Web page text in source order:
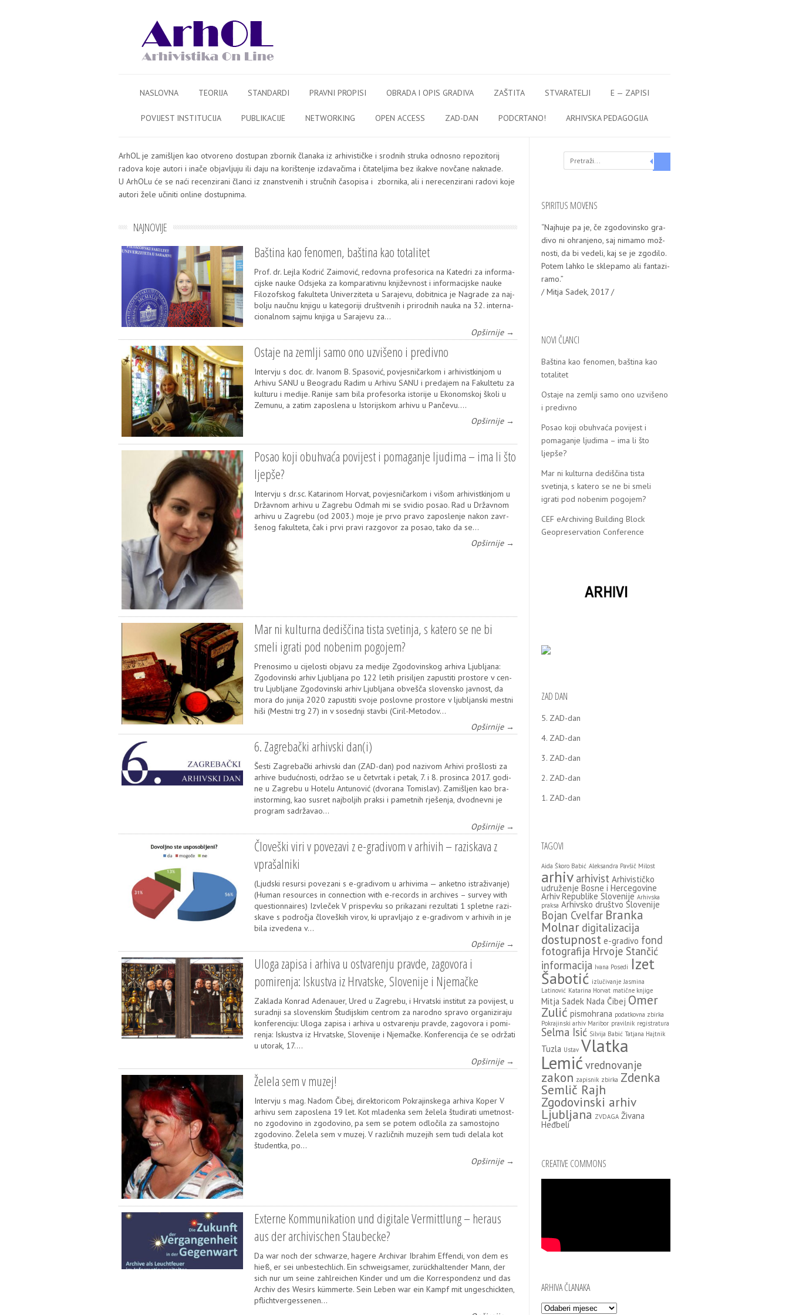
meniNASLOVNA
TEORIJA STANDARDI PRAVNI PROPISI OBRADA I OPIS GRADIVA ZAŠTITA STVARATELJI E — ZAPISI
POVIJEST INSTITUCIJA PUBLIKACIJE NETWORKING OPEN ACCESS ZAD-DAN PODCRTANO! ARHIVSKA PEDAGOGIJA
ArhOL je zamišljen kao otvoreno dostupan zbornik članaka iz arhivističke i srodnih struka odnosno repozitorij
radova koje autori i inače objavljuju ili daju na korištenje izdavačima i čitateljima bez ikakve novčane naknade.
U ArhOLu će se naći recenzirani članci iz znanstvenih i stručnih časopisa i zbornika, ali i nerecenzirani radovi koje
autori žele učiniti online dostupnima.
NAJNOVIJE
Baština kao fenomen, baština kao totalitet
Prof. dr. Lej­la Kodrić Zaimo­vić, redov­na pro­fe­so­ri­ca na Kate­dri za infor­ma­
cij­ske nauke Odsje­ka za kom­pa­ra­tiv­nu knji­žev­nost i infor­ma­cij­ske nauke
Filo­zof­skog fakul­te­ta Uni­ver­zi­te­ta u Sara­je­vu, dobit­ni­ca je Nagra­de za naj­
bo­lju nauč­nu knji­gu u kate­go­ri­ji druš­tve­nih i pri­rod­nih nauka na 32. inter­na­
ci­onal­nom saj­mu knji­ga u Sara­je­vu za…
Opširnije →
Ostaje na zemlјi samo ono uzvišeno i predivno
Inter­v­ju s doc. dr. Iva­nom B. Spa­so­vić, povjes­ni­čar­kom i arhi­vis­t­ki­njom u
Arhi­vu SANU u Beogra­du Radim u Arhi­vu SANU i pre­da­jem na Fakul­te­tu za
kul­tu­ru i medi­je. Rani­je sam bila pro­fe­sor­ka isto­ri­je u Eko­nom­skoj ško­li u
Zemu­nu, a zatim zapos­le­na u Isto­rij­skom arhi­vu u Pan­če­vu.…
Opširnije →
Posao koji obuhvaća povijest i pomaganje ljudima – ima li što
ljepše?
Inter­v­ju s dr.sc. Kata­ri­nom Hor­vat, povjes­ni­čar­kom i višom arhi­vis­t­ki­njom u
Držav­nom arhi­vu u Zagre­bu Odmah mi se svi­dio posao. Rad u Držav­nom
arhi­vu u Zagre­bu (od 2003.) moje je prvo pra­vo zapos­le­nje nakon zavr­
še­nog fakul­te­ta, čak i prvi pra­vi raz­go­vor za posao, tako da se…
Opširnije →
Mar ni kulturna dediščina tista svetinja, s katero se ne bi
smeli igrati pod nobenim pogojem?
Pre­no­si­mo u cije­los­ti obja­vu za medi­je Zgo­do­vin­skog arhi­va Ljub­lja­na:
Zgo­do­vin­ski arhiv Ljub­lja­na po 122 letih pri­si­ljen zapus­ti­ti pros­to­re v cen­
tru Ljub­lja­ne Zgo­do­vin­ski arhiv Ljub­lja­na obveš­ča slo­ven­sko jav­nost, da
mora do juni­ja 2020 zapus­ti­ti svo­je pos­lov­ne pros­to­re v ljub­ljan­ski mes­t­ni
hiši (Mes­t­ni trg 27) in v sosed­nji stav­bi (Ciril-Meto­dov…
Opširnije →
6. Zagrebački arhivski dan(i)
Šes­ti Zagre­bač­ki arhiv­ski dan (ZAD-dan) pod nazi­vom Arhi­vi proš­los­ti za
arhi­ve buduć­nos­ti, odr­žao se u čet­vr­tak i petak, 7. i 8. pro­sin­ca 2017. godi­
ne u Zagre­bu u Hote­lu Antu­no­vić (dvo­ra­na Tomis­lav). Zamiš­ljen kao bra­
ins­tor­ming, kao susret naj­bo­ljih prak­si i pamet­nih rje­še­nja, dvod­nev­ni je
pro­gram sadr­ža­vao…
Opširnije →
Človeški viri v povezavi z e-gradivom v arhivih – raziskava z
vprašalniki
(Ljud­ski resur­si pove­za­ni s e-gra­di­vom u arhi­vi­ma — anket­no istra­ži­va­nje)
(Human reso­ur­ces in con­nec­ti­on with e-recor­ds in arc­hi­ves – sur­vey with
ques­ti­on­na­ires) Izvle­ček V pris­pev­ku so pri­ka­za­ni rezul­ta­ti 1 splet­ne razi­
ska­ve s podro­čja člo­ve­ških virov, ki uprav­lja­jo z e-gra­di­vom v arhi­vih in je
bila izve­de­na v…
Opširnije →
Uloga zapisa i arhiva u ostvarenju pravde, zagovora i
pomirenja: Iskustva iz Hrvatske, Slovenije i Njemačke
Zak­la­da Kon­rad Ade­na­uer, Ured u Zagre­bu, i Hrvat­ski ins­ti­tut za povi­jest, u
surad­nji sa slo­ven­skim Štu­dij­skim cen­trom za narod­no spra­vo orga­ni­zi­ra­ju
kon­fe­ren­ci­ju: Ulo­ga zapi­sa i arhi­va u ostva­re­nju prav­de, zago­vo­ra i pomi­
re­nja: Iskus­tva iz Hrvat­ske, Slo­ve­ni­je i Nje­mač­ke. Kon­fe­ren­ci­ja će se odr­ža­ti
u uto­rak, 17.…
Opširnije →
Želela sem v muzej!
Inter­v­ju s mag. Nadom Čibej, direk­to­ri­com Pokra­jin­ske­ga arhi­va Koper V
arhi­vu sem zapos­le­na 19 let. Kot mla­den­ka sem žele­la štu­di­ra­ti umet­nos­t­
no zgo­do­vi­no in zgo­do­vi­no, pa sem se potem odlo­či­la za samos­toj­no
zgo­do­vi­no. Žele­la sem v muzej. V raz­lič­nih muze­jih sem tudi dela­la kot
štu­den­t­ka, po…
Opširnije →
Externe Kommunikation und digitale Vermittlung – heraus
aus der archivischen Staubecke?
Da war noch der schwar­ze, hage­re Arc­hi­var Ibra­him Effen­di, von dem es
hieß, er sei unbes­tec­hlich. Ein schwe­ig­sa­mer, zurüc­k­hal­ten­der Mann, der
sich nur um seine zahl­re­ic­hen Kin­der und um die Kor­res­pon­denz und das
Arc­hiv des Wesirs küm­mer­te. Sein Leben war ein Kam­pf mit unges­c­hic­k­ten,
pflic­h­tver­ge­sse­nen…
Search
SPIRITUS MOVENS
“Naj­hu­je pa je, če zgo­do­vin­sko gra­
di­vo ni ohra­nje­no, saj nima­mo mož­
nos­ti, da bi vede­li, kaj se je zgo­di­lo.
Potem lah­ko le skle­pa­mo ali fan­ta­zi­
ra­mo.”
/ Mitja Sadek, 2017 /
NOVI ČLANCI
Baština kao fenomen, baština kao
totalitet
Ostaje na zemlјi samo ono uzvišeno
i predivno
Posao koji obuhvaća povijest i
pomaganje ljudima – ima li što
ljepše?
Mar ni kulturna dediščina tista
svetinja, s katero se ne bi smeli
igrati pod nobenim pogojem?
CEF eArchiving Building Block
Geopreservation Conference
ZAD DAN
5. ZAD-dan
4. ZAD-dan
3. ZAD-dan
2. ZAD-dan
1. ZAD-dan
TAGOVI
Aida Škoro Babić Aleksandra Pavšič Milost
arhiv arhivist Arhivističko
udruženje Bosne i Hercegovine
Arhiv Republike Slovenije Arhivska
praksa Arhivsko društvo Slovenije
Bojan Cvelfar Branka
Molnar digitalizacija
dostupnost e-gradivo fond
fotografija Hrvoje Stančić
informacija Ivana Posedi Izet
Šabotić izlučivanje Jasmina
Latinović Katarina Horvat matične knjige
Mitja Sadek Nada Čibej Omer
Zulić pismohrana podatkovna zbirka
Pokrajinski arhiv Maribor pravilnik registratura
Selma Isić Silvija Babić Tatjana Hajtnik
Tuzla Ustav Vlatka
Lemić vrednovanje
zakon zapisnik zbirka Zdenka
Semlič Rajh
Zgodovinski arhiv
Ljubljana ZVDAGA Živana
Heđbeli
CREATIVE COMMONS
ARHIVA ČLANAKA
Arhiva članaka